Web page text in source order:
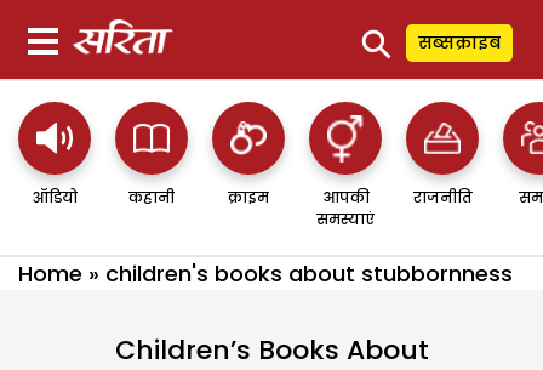
⚲ सब्सक्राइब
ऑडियो कहानी क्राइम
आपकी
समस्याएं
राजनीति
Home » children's books about stubbornness
Children’s Books About